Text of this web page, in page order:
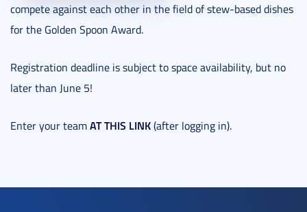
compete against each other in the field of stew-based dishes
for the Golden Spoon Award.
Registration deadline is subject to space availability, but no
later than June 5!
Enter your teamAT THIS LINK(after logging in).